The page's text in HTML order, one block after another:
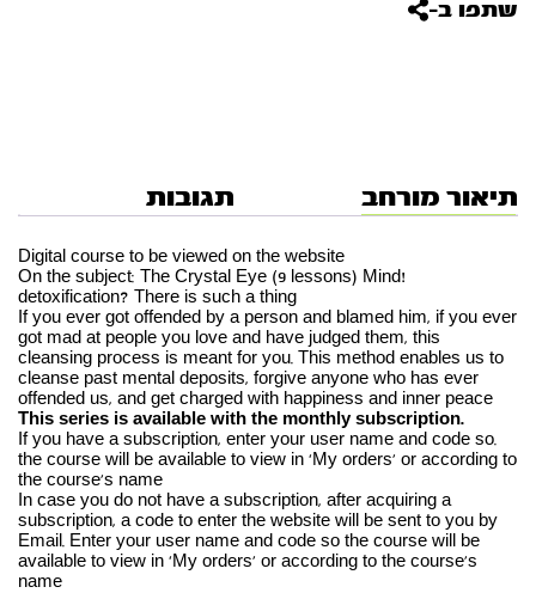
Crystal
Eye
שתפו ב-
תיאור מורחב תגובות
Digital course to be viewed on the website
!On the subject: The Crystal Eye (9 lessons) Mind
detoxification? There is such a thing
If you ever got offended by a person and blamed him, if you ever
got mad at people you love and have judged them, this
cleansing process is meant for you. This method enables us to
cleanse past mental deposits, forgive anyone who has ever
offended us, and get charged with happiness and inner peace
.This series is available with the monthly subscription
.If you have a subscription, enter your user name and code so
the course will be available to view in ‘My orders’ or according to
the course’s name
In case you do not have a subscription, after acquiring a
subscription, a code to enter the website will be sent to you by
Email. Enter your user name and code so the course will be
available to view in ‘My orders’ or according to the course’s
name